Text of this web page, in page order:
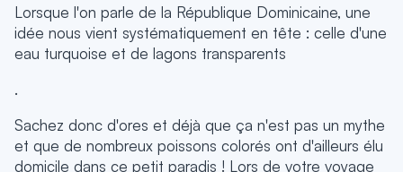
Lorsque l'on parle de la République Dominicaine, une
idée nous vient systématiquement en tête : celle d'une
eau turquoise et de lagons transparents
.
Sachez donc d'ores et déjà que ça n'est pas un mythe
et que de nombreux poissons colorés ont d'ailleurs élu
domicile dans ce petit paradis ! Lors de votre voyage